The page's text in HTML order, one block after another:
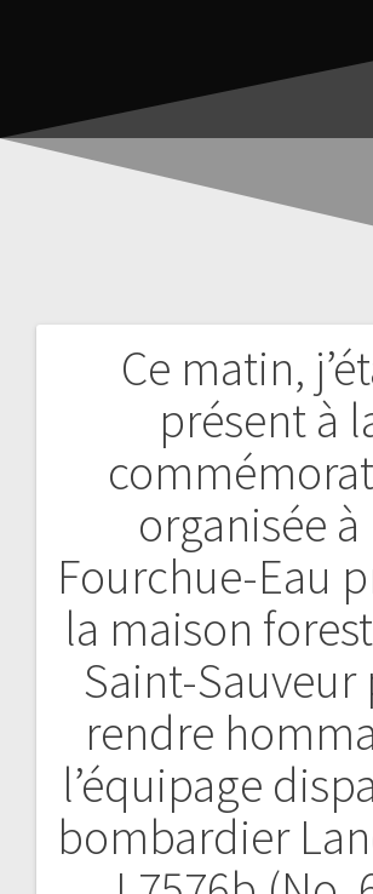
Ce matin,
présent à
organisée à
Fourchue-Eau
la maison
Saint-
rendre
l’équipage
bombardier